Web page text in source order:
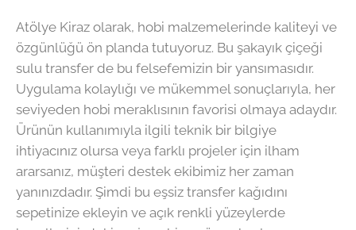
Atölye Kiraz olarak, hobi malzemelerinde kaliteyi ve
özgünlüğü ön planda tutuyoruz. Bu şakayık çiçeği
sulu transfer de bu felsefemizin bir yansımasıdır.
Uygulama kolaylığı ve mükemmel sonuçlarıyla, her
seviyeden hobi meraklısının favorisi olmaya adaydır.
Ürünün kullanımıyla ilgili teknik bir bilgiye
ihtiyacınız olursa veya farklı projeler için ilham
ararsanız, müşteri destek ekibimiz her zaman
yanınızdadır. Şimdi bu eşsiz transfer kağıdını
sepetinize ekleyin ve açık renkli yüzeylerde